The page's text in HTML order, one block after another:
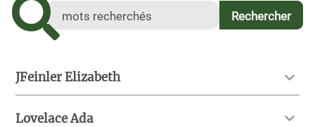
JFeinler Elizabeth
Lovelace Ada